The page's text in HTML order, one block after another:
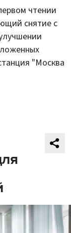
чтении
снятие с
"Москва